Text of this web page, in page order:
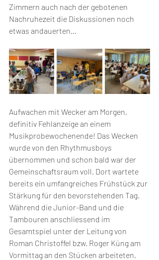
Zimmern auch nach der gebotenen
Nachruhezeit die Diskussionen noch
etwas andauerten…
Aufwachen mit Wecker am Morgen,
definitiv Fehlanzeige an einem
Musikprobewochenende! Das Wecken
wurde von den Rhythmusboys
übernommen und schon bald war der
Gemeinschaftsraum voll. Dort wartete
bereits ein umfangreiches Frühstück zur
Stärkung für den bevorstehenden Tag.
Während die Junior-Band und die
Tambouren anschliessend im
Gesamtspiel unter der Leitung von
Roman Christoffel bzw. Roger Küng am
Vormittag an den Stücken arbeiteten,